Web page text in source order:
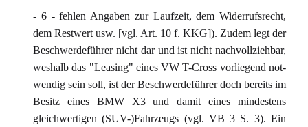
- 6 - fehlen Angaben zur Laufzeit, dem Widerrufsrecht,
dem Restwert usw. [vgl. Art. 10 f. KKG]). Zudem legt der
Beschwerdeführer nicht dar und ist nicht nachvollziehbar,
weshalb das "Leasing" eines VW T-Cross vorliegend not-
wendig sein soll, ist der Beschwerdeführer doch bereits im
Besitz eines BMW X3 und damit eines mindestens
gleichwertigen (SUV-)Fahrzeugs (vgl. VB 3 S. 3). Ein